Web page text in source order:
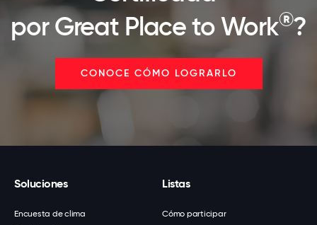
por Great Place to Work®?
CONOCE CÓMO LOGRARLO
Soluciones
Encuesta de clima
Listas
Cómo participar